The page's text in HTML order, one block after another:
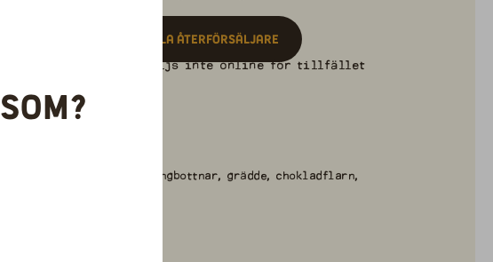
Hitta dina lokala återförsäljare
Denna produkt säljs inte online för tillfället
Vikt: 600g
Chokladtäckta marängbottnar, grädde, chokladflarn,